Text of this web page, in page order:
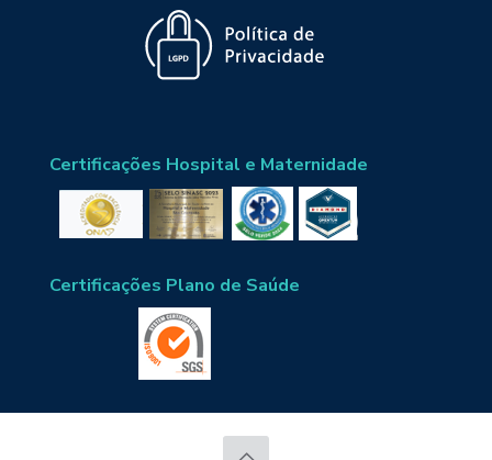
Certificações Hospital e Maternidade
Certificações Plano de Saúde